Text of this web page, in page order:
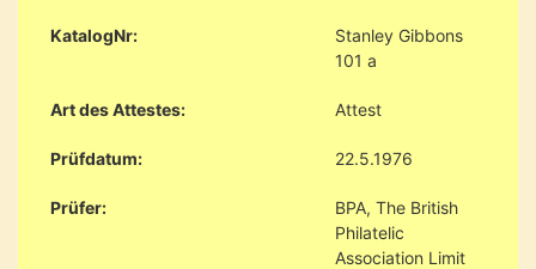
KatalogNr:
Stanley Gibbons
101 a
Art des Attestes: Attest
Prüfdatum: 22.5.1976
Prüfer:
BPA, The British
Philatelic
Association Limit